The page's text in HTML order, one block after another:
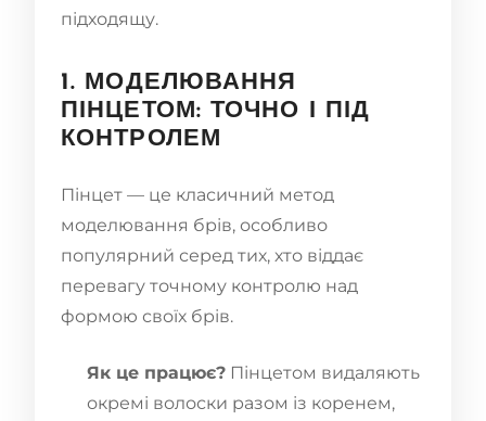
підходящу.
1. МОДЕЛЮВАННЯ
ПІНЦЕТОМ: ТОЧНО І ПІД
КОНТРОЛЕМ
Пінцет — це класичний метод
моделювання брів, особливо
популярний серед тих, хто віддає
перевагу точному контролю над
формою своїх брів.
Як це працює? Пінцетом видаляють
окремі волоски разом із коренем,